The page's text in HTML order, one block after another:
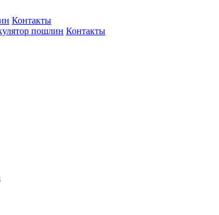
Контакты
пошлин Контакты